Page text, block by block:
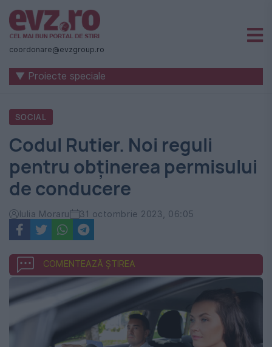
Știri
naționale
internaționale
România
-
Evenimentul
Zilei
coordonare@evzgroup.ro
▼ Proiecte speciale
SOCIAL
Codul Rutier. Noi reguli
pentru obținerea permisului
de conducere
Iulia Moraru 31 octombrie 2023, 06:05
COMENTEAZĂ ȘTIREA